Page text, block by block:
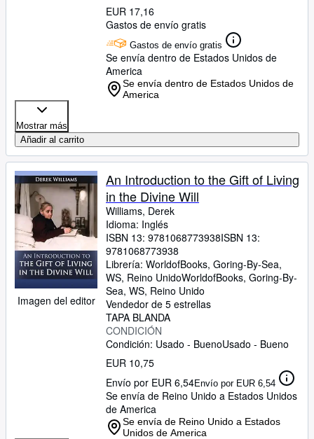
EUR 17,16
Gastos de envío gratis
Gastos de envío gratis
Se envía dentro de Estados Unidos de
America
Se envía dentro de Estados Unidos de
America
Mostrar más
Añadir al carrito
Imagen del editor
An Introduction to the Gift of Living
in the Divine Will
Williams, Derek
Idioma: Inglés
ISBN 13: 9781068773938ISBN 13:
9781068773938
Librería: WorldofBooks, Goring-By-Sea,
WS, Reino UnidoWorldofBooks, Goring-By-
Sea, WS, Reino Unido
Vendedor de 5 estrellas
TAPA BLANDA
CONDICIÓN
Condición: Usado - BuenoUsado - Bueno
EUR 10,75
Envío por EUR 6,54Envío por EUR 6,54
Se envía de Reino Unido a Estados Unidos
de America
Se envía de Reino Unido a Estados
Unidos de America